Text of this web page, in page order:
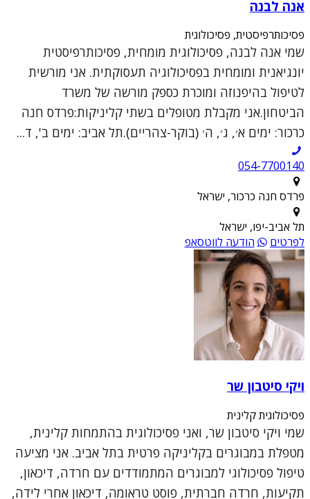
אנה לבנה
פסיכותרפיסטית, פסיכולוגית
שמי אנה לבנה, פסיכולוגית מומחית, פסיכותרפיסטית
יונגיאנית ומומחית בפסיכולוגיה תעסוקתית. אני מורשית
לטיפול בהיפנוזה ומוכרת כספק מורשה של משרד
הביטחון.אני מקבלת מטופלים בשתי קליניקות:פרדס חנה
כרכור: ימים א׳, ג׳, ה׳ (בוקר-צהריים).תל אביב: ימים ב', ד...
054-7700140
פרדס חנה כרכור, ישראל
תל אביב-יפו, ישראל
לפרטים
הודעה לווטסאפ
ויקי סיטבון שר
פסיכולוגית קלינית
שמי ויקי סיטבון שר, ואני פסיכולוגית בהתמחות קלינית,
מטפלת במבוגרים בקליניקה פרטית בתל אביב. אני מציעה
טיפול פסיכולוגי למבוגרים המתמודדים עם חרדה, דיכאון,
תקיעות, חרדה חברתית, פוסט טראומה, דיכאון אחרי לידה,